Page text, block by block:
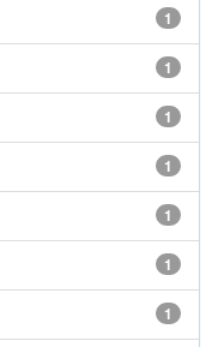
1
1
1
1
1
1
1